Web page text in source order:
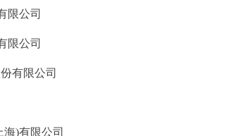
限公司
限公司
有限公司
)有限公司